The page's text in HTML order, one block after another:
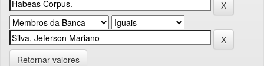
Retornar valores